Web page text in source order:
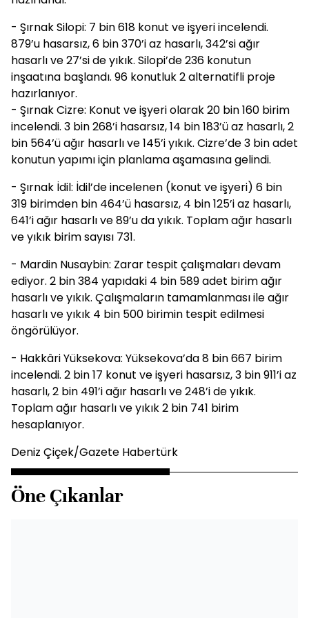
- Şırnak Silopi: 7 bin 618 konut ve işyeri incelendi.
879’u hasarsız, 6 bin 370’i az hasarlı, 342’si ağır
hasarlı ve 27’si de yıkık. Silopi’de 236 konutun
inşaatına başlandı. 96 konutluk 2 alternatifli proje
hazırlanıyor.
- Şırnak Cizre: Konut ve işyeri olarak 20 bin 160 birim
incelendi. 3 bin 268’i hasarsız, 14 bin 183’ü az hasarlı, 2
bin 564’ü ağır hasarlı ve 145’i yıkık. Cizre’de 3 bin adet
konutun yapımı için planlama aşamasına gelindi.
- Şırnak İdil: İdil’de incelenen (konut ve işyeri) 6 bin
319 birimden bin 464’ü hasarsız, 4 bin 125’i az hasarlı,
641’i ağır hasarlı ve 89’u da yıkık. Toplam ağır hasarlı
ve yıkık birim sayısı 731.
- Mardin Nusaybin: Zarar tespit çalışmaları devam
ediyor. 2 bin 384 yapıdaki 4 bin 589 adet birim ağır
hasarlı ve yıkık. Çalışmaların tamamlanması ile ağır
hasarlı ve yıkık 4 bin 500 birimin tespit edilmesi
öngörülüyor.
- Hakkâri Yüksekova: Yüksekova’da 8 bin 667 birim
incelendi. 2 bin 17 konut ve işyeri hasarsız, 3 bin 911’i az
hasarlı, 2 bin 491’i ağır hasarlı ve 248’i de yıkık.
Toplam ağır hasarlı ve yıkık 2 bin 741 birim
hesaplanıyor.
Deniz Çiçek/Gazete Habertürk
Öne Çıkanlar